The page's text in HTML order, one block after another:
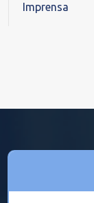
Imprensa